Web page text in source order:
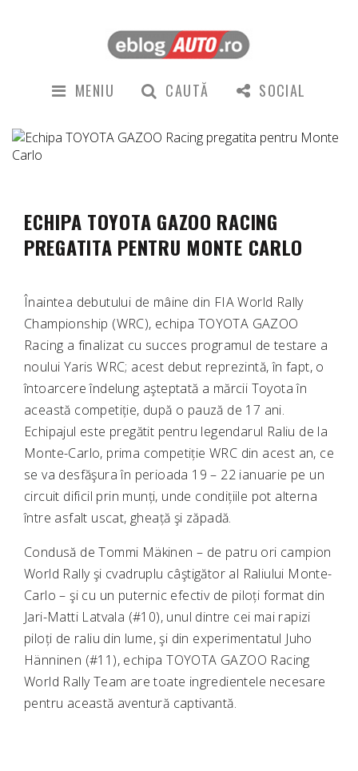
MENIU CAUTĂ SOCIAL
ECHIPA TOYOTA GAZOO RACING
PREGATITA PENTRU MONTE CARLO
Înaintea debutului de mâine din FIA World Rally
Championship (WRC), echipa TOYOTA GAZOO
Racing a finalizat cu succes programul de testare a
noului Yaris WRC; acest debut reprezintă, în fapt, o
întoarcere îndelung aşteptată a mărcii Toyota în
această competiție, după o pauză de 17 ani.
Echipajul este pregătit pentru legendarul Raliu de la
Monte-Carlo, prima competiție WRC din acest an, ce
se va desfăşura în perioada 19 – 22 ianuarie pe un
circuit dificil prin munți, unde condițiile pot alterna
între asfalt uscat, gheață şi zăpadă.
Condusă de Tommi Mäkinen – de patru ori campion
World Rally şi cvadruplu câştigător al Raliului Monte-
Carlo – şi cu un puternic efectiv de piloți format din
Jari-Matti Latvala (#10), unul dintre cei mai rapizi
piloți de raliu din lume, şi din experimentatul Juho
Hänninen (#11), echipa TOYOTA GAZOO Racing
World Rally Team are toate ingredientele necesare
pentru această aventură captivantă.